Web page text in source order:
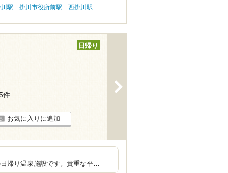
駅 掛川市役所前駅 西掛川駅
日帰り
件
お気に入りに追加
です。貴重な平…